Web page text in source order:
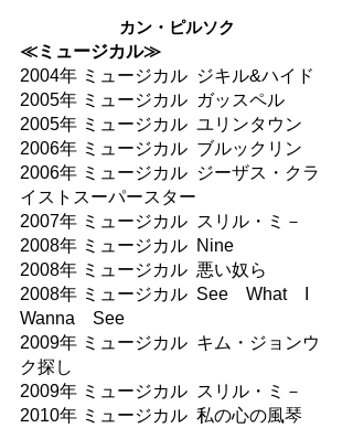
カン・ピルソク
≪ミュージカル≫​
2004年 ミュージカル  ジキル&ハイド
2005年 ミュージカル  ガッスペル
2005年 ミュージカル  ユリンタウン
2006年 ミュージカル  ブルックリン
2006年 ミュージカル  ジーザス・クラ
イストスーパースター
2007年 ミュージカル  スリル・ミ－
2008年 ミュージカル  Nine
2008年 ミュージカル  悪い奴ら
2008年 ミュージカル  See　What　I
Wanna　See
2009年 ミュージカル  キム・ジョンウ
ク探し
2009年 ミュージカル  スリル・ミ－
2010年 ミュージカル  私の心の風琴